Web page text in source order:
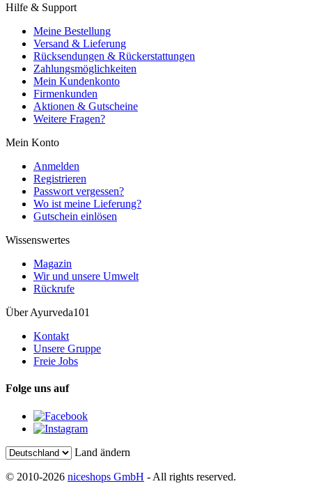
Hilfe & Support
Meine Bestellung
Versand & Lieferung
Rücksendungen & Rückerstattungen
Zahlungsmöglichkeiten
Mein Kundenkonto
Firmenkunden
Aktionen & Gutscheine
Weitere Fragen?
Mein Konto
Anmelden
Registrieren
Passwort vergessen?
Wo ist meine Lieferung?
Gutschein einlösen
Wissenswertes
Magazin
Wir und unsere Umwelt
Rückrufe
Über Ayurveda101
Kontakt
Unsere Gruppe
Freie Jobs
Folge uns auf
Land ändern
© 2010-2026 niceshops GmbH - All rights reserved.